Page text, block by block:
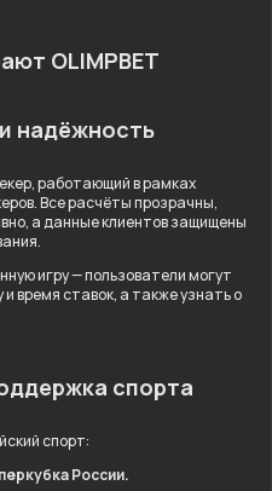
OLIMPBET
надёжность
работающий в рамках
Все расчёты прозрачны,
а данные клиентов защищены
игру — пользователи могут
время ставок, а также узнать о
спорта
спорт:
России.